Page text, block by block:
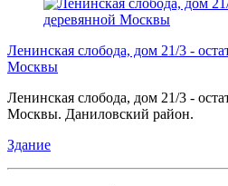
Ленинская слобода, дом 21/3 -
Москвы
Ленинская слобода, дом 21/3 -
Москвы. Даниловский район.
Здание